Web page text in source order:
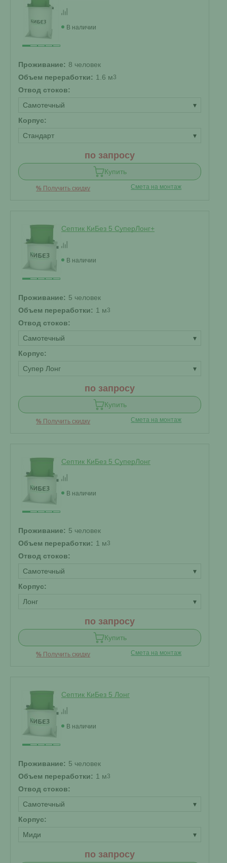
В наличии
Проживание: 8 человек
Объем переработки: 1.6 м3
Отвод стоков:
Самотечный
▾
Корпус:
Стандарт
▾
по запросу
Купить
% Получить скидку Смета на монтаж
Септик КиБез 5 СуперЛонг+
В наличии
Проживание: 5 человек
Объем переработки: 1 м3
Отвод стоков:
Самотечный
▾
Корпус:
Супер Лонг
▾
по запросу
Купить
% Получить скидку Смета на монтаж
Септик КиБез 5 СуперЛонг
В наличии
Проживание: 5 человек
Объем переработки: 1 м3
Отвод стоков:
Самотечный
▾
Корпус:
Лонг
▾
по запросу
Купить
% Получить скидку Смета на монтаж
Септик КиБез 5 Лонг
В наличии
Проживание: 5 человек
Объем переработки: 1 м3
Отвод стоков:
Самотечный
▾
Корпус:
Миди
▾
по запросу